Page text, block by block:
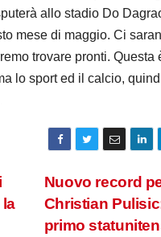
allo stadio Do
mese di maggio. Ci
trovare pronti. Questa
lo sport ed il calcio,
Nuovo record
Christian
primo